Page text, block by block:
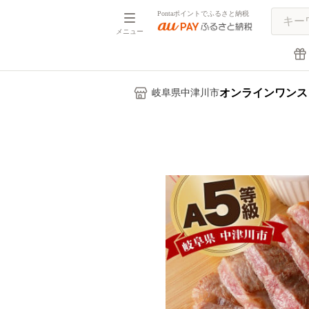
メニュー
Pontaポイントでふるさと納税
岐阜県中津川市オンラインワン